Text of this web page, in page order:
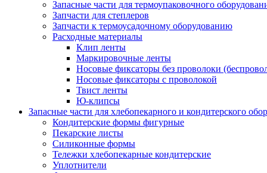
Запасные части для термоупаковочного
Запчасти для степлеров
Запчасти к термоусадочному оборудованию
Расходные материалы
Клип ленты
Маркировочные ленты
Носовые фиксаторы без проволоки
Носовые фиксаторы с проволокой
Твист ленты
Ю-клипсы
Запасные части для хлебопекарного и кондитерского
Кондитерские формы фигурные
Пекарские листы
Силиконные формы
Тележки хлебопекарные кондитерские
Уплотнители